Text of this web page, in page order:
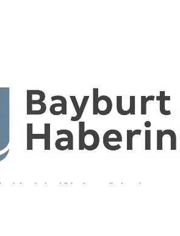
en hızlı şekilde ziyaretçilerine ulaştıran